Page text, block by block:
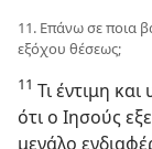
11. Επάνω σε ποια
εξόχου θέσεως;
11 Τι έντιμη
ότι ο Ιησούς
μεγάλο